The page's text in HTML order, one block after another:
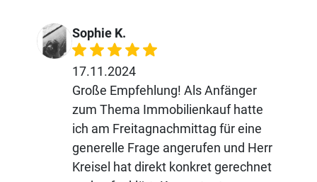
Sophie K.
17.11.2024
Große Empfehlung! Als Anfänger
zum Thema Immobilienkauf hatte
ich am Freitagnachmittag für eine
generelle Frage angerufen und Herr
Kreisel hat direkt konkret gerechnet